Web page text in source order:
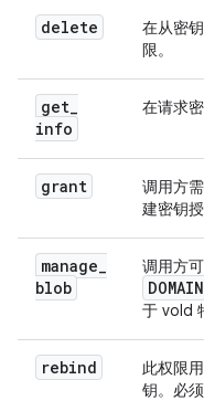
delete
在从密
限。
get_
info
在请求
grant
调用方
建密钥授
manage_
blob
调用方
DOMAIN
于 vold
rebind
此权限
钥。必